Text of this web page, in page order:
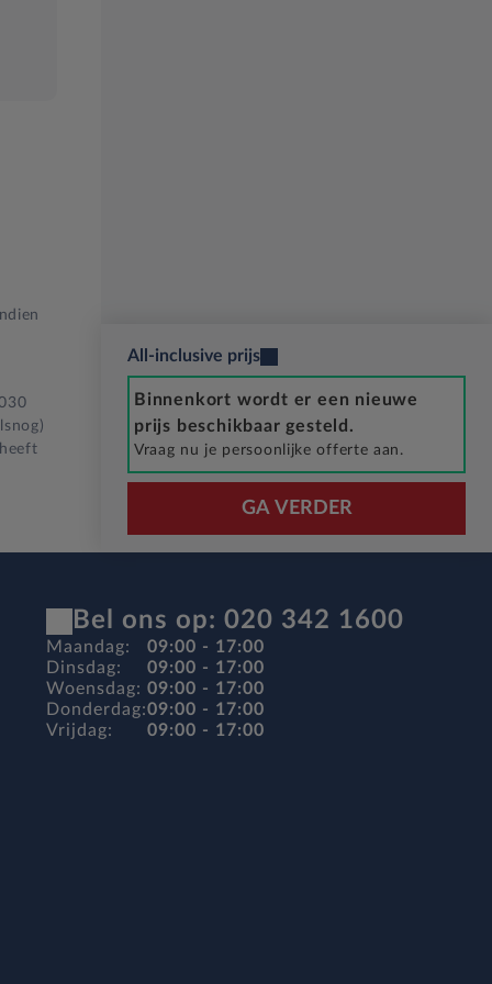
All-inclusive prijs
Binnenkort wordt er een nieuwe
prijs beschikbaar gesteld.
Vraag nu je persoonlijke offerte aan.
GA VERDER
Bel ons op: 020 342 1600
Maandag:
Dinsdag:
Woensdag:
Donderdag:
Vrijdag:
09:00 - 17:00
09:00 - 17:00
09:00 - 17:00
09:00 - 17:00
09:00 - 17:00